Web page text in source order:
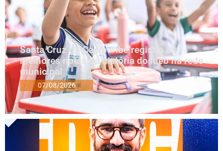
Santa Cruz do Capibaribe registra as
melhores notas da história do Ideb na rede
municipal
07/08/2026